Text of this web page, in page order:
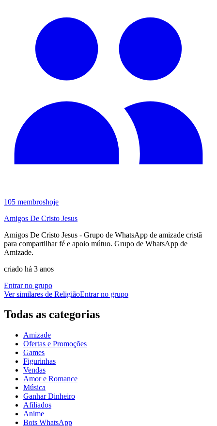
105 membroshoje
Amigos De Cristo Jesus
Amigos De Cristo Jesus - Grupo de WhatsApp de amizade cristã
para compartilhar fé e apoio mútuo. Grupo de WhatsApp de
Amizade.
criado há 3 anos
Entrar no grupo
Ver similares de ReligiãoEntrar no grupo
Todas as categorias
Amizade
Ofertas e Promoções
Games
Figurinhas
Vendas
Amor e Romance
Música
Ganhar Dinheiro
Afiliados
Anime
Bots WhatsApp